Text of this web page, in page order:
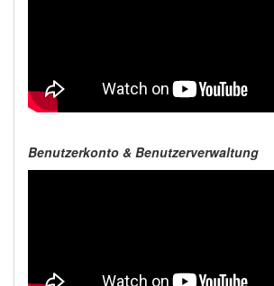
Benutzerkonto & Benutzerverwaltung